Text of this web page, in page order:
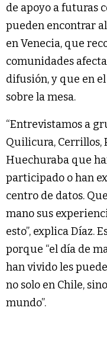
de apoyo a futuras
pueden encontrar
en Venecia, que
comunidades
difusión, y que en
sobre la mesa.
“Entrevistamos a
Quilicura, Cerrillos,
Huechuraba que
participado o han
centro de datos.
mano sus
esto”, explica Díaz.
porque “el día de
han vivido les
no solo en Chile,
mundo”.